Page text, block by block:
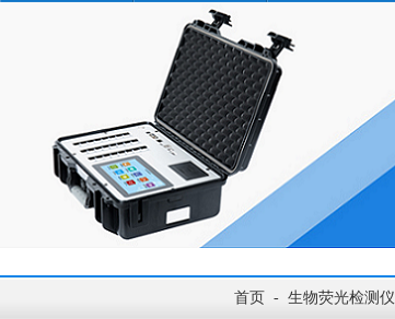
首页 - 生物荧光检测仪